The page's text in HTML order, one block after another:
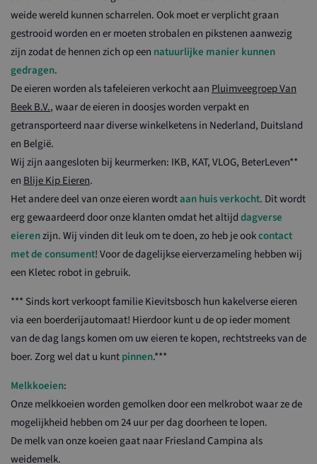
weide wereld kunnen scharrelen. Ook moet er verplicht graan
gestrooid worden en er moeten strobalen en pikstenen aanwezig
zijn zodat de hennen zich op een natuurlijke manier kunnen
gedragen.
De eieren worden als tafeleieren verkocht aan Pluimveegroep Van
Beek B.V., waar de eieren in doosjes worden verpakt en
getransporteerd naar diverse winkelketens in Nederland, Duitsland
en België.
Wij zijn aangesloten bij keurmerken: IKB, KAT, VLOG, BeterLeven**
en Blije Kip Eieren.
Het andere deel van onze eieren wordtaan huis verkocht. Dit wordt
erg gewaardeerd door onze klanten omdat het altijddagverse
eierenzijn. Wij vinden dit leuk om te doen, zo heb je ookcontact
met de consument! Voor de dagelijkse eierverzameling hebben wij
een Kletec robot in gebruik.
*** Sinds kort verkoopt familie Kievitsbosch hun kakelverse eieren
via een boerderijautomaat! Hierdoor kunt u de op ieder moment
van de dag langs komen om uw eieren te kopen, rechtstreeks van de
boer. Zorg wel dat u kuntpinnen.***
Melkkoeien:
Onze melkkoeien worden gemolken door een melkrobot waar ze de
mogelijkheid hebben om 24 uur per dag doorheen te lopen.
De melk van onze koeien gaat naar Friesland Campina als
weidemelk.